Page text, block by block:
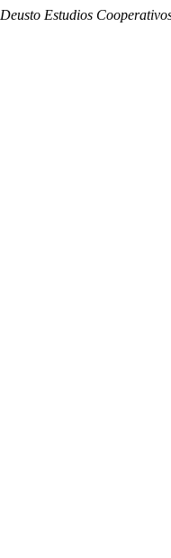
Deusto Estudios